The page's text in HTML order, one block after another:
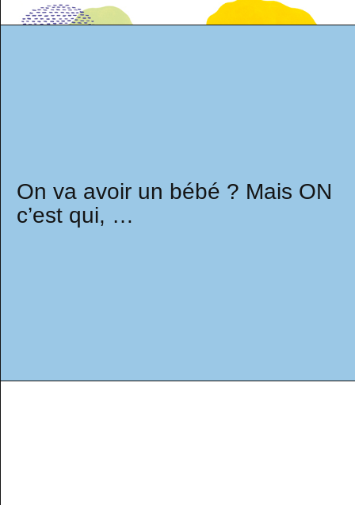
On va avoir un bébé ? Mais ON
c’est qui, …